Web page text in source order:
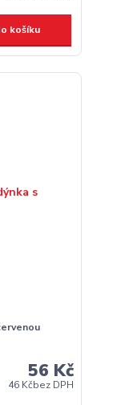
košíku
56 Kč
46 Kčbez DPH